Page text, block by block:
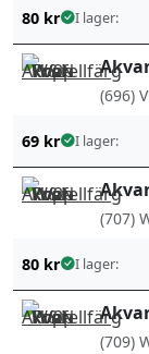
80 kr I lager:
(696)
69 kr I lager:
(707)
80 kr I lager:
(709)